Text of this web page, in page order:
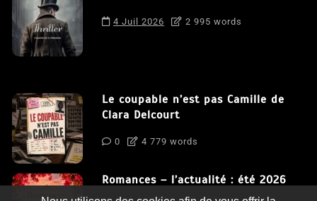
4 Juil 2026 2 995 words
Le coupable n’est pas Camille de
Clara Delcourt
0 4 779 words
Romances – l’actualité : été 2026